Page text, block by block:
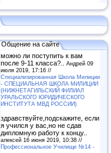
Общение на сайте
можно ли поступить к вам
после 9-11 класса?.. Андрей 09
июля 2019, 17:16 //
Специализированная Школа Милиции
- СПЕЦИАЛЬНАЯ ШКОЛА МИЛИЦИИ
(НИЖНЕТАГИЛЬСКИЙ ФИЛИАЛ
УРАЛЬСКОГО ЮРИДИЧЕСКОГО
ИНСТИТУТА МВД РОССИИ)
здравствуйте,подскажите, если
я учился у вас,но не сдав
дипломную работу к концу..
алексей 16 июня 2019, 10:38 //
Профессиональное Училище №14 -